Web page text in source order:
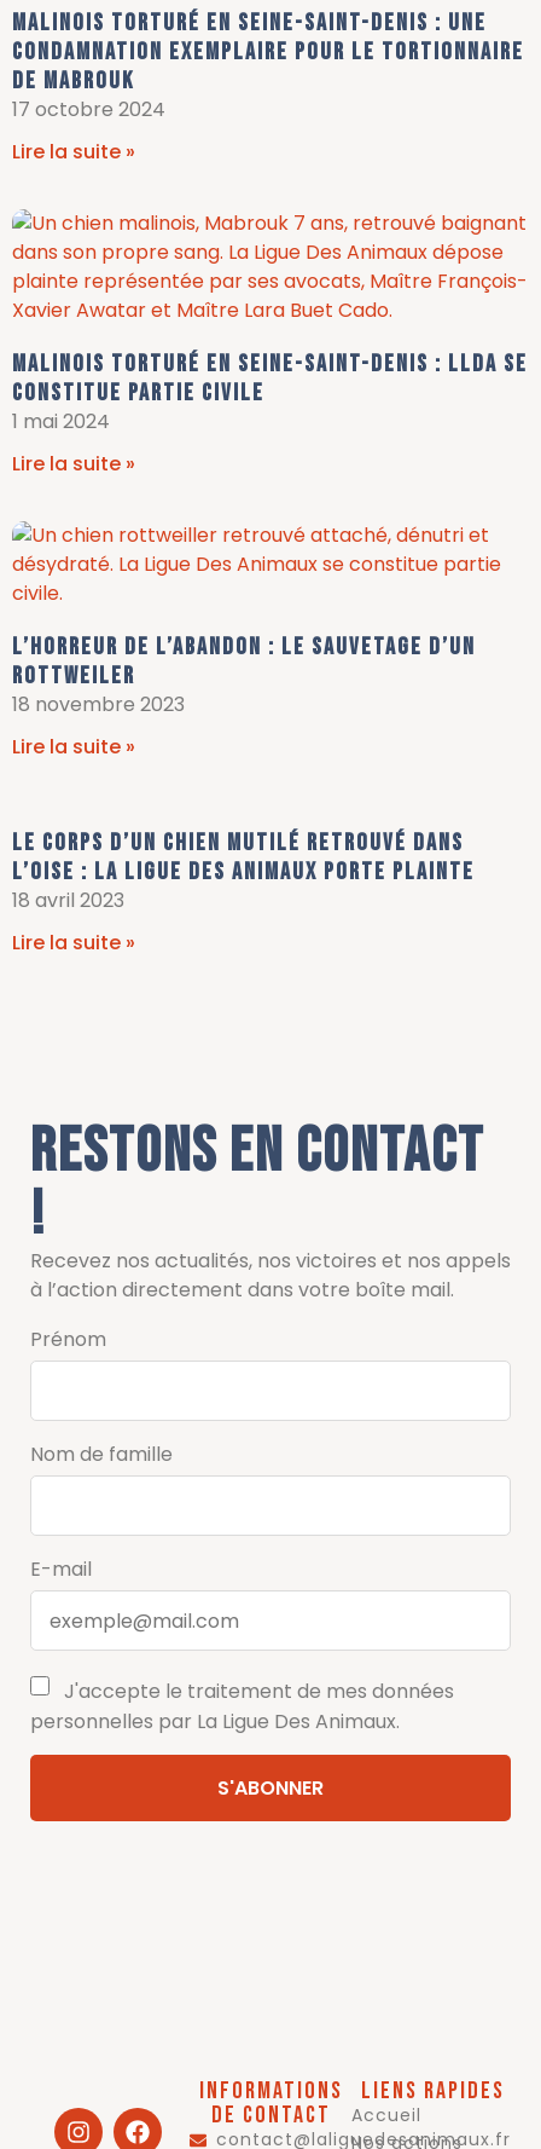
Malinois torturé en Seine-Saint-Denis : une
condamnation exemplaire pour le tortionnaire
de Mabrouk
17 octobre 2024
Lire la suite »
Malinois torturé en Seine-Saint-Denis : LLDA se
constitue partie civile
1 mai 2024
Lire la suite »
L’horreur de l’abandon : le sauvetage d’un
rottweiler
18 novembre 2023
Lire la suite »
Le corps d’un chien mutilé retrouvé dans
l’Oise : la Ligue des Animaux porte plainte
18 avril 2023
Lire la suite »
Restons en contact
!
Recevez nos actualités, nos victoires et nos appels
à l’action directement dans votre boîte mail.
Prénom
Nom de famille
E-mail
J'accepte le traitement de mes données
personnelles par La Ligue Des Animaux.
Informations
de contact
contact@laliguedesanimaux.fr
Liens rapides
Accueil
Nos actions